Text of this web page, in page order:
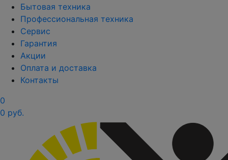
Бытовая техника
Профессиональная техника
Сервис
Гарантия
Акции
Оплата и доставка
Контакты
0
0 руб.